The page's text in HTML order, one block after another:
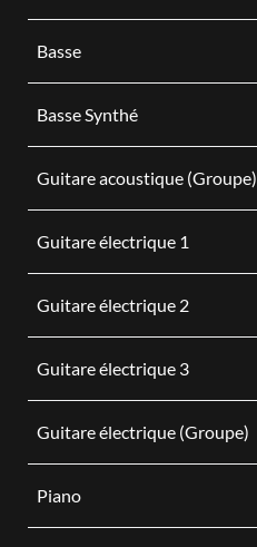
Basse
Basse Synthé
Guitare acoustique (Groupe)
Guitare électrique 1
Guitare électrique 2
Guitare électrique 3
Guitare électrique (Groupe)
Piano